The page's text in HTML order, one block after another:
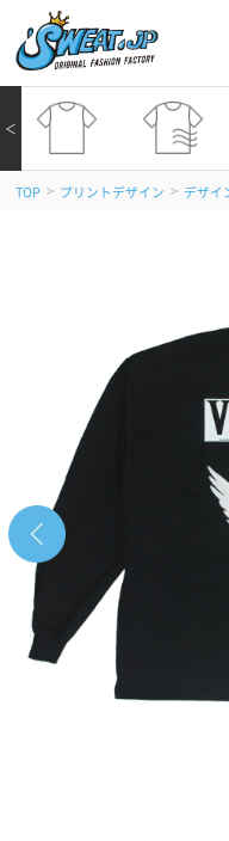
＜
TOP > プリントデザイン > デザイ